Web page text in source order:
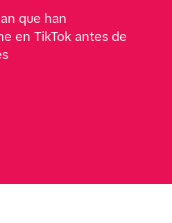
que han
en TikTok antes de